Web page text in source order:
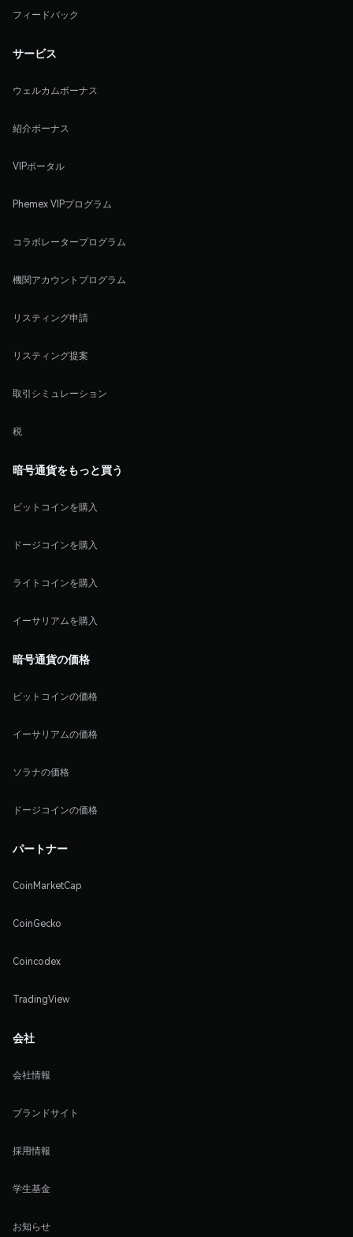
フィードバック
サービス
ウェルカムボーナス
紹介ボーナス
VIPポータル
Phemex VIPプログラム
コラボレータープログラム
機関アカウントプログラム
リスティング申請
リスティング提案
取引シミュレーション
税
暗号通貨をもっと買う
ビットコインを購入
ドージコインを購入
ライトコインを購入
イーサリアムを購入
暗号通貨の価格
ビットコインの価格
イーサリアムの価格
ソラナの価格
ドージコインの価格
パートナー
CoinMarketCap
CoinGecko
Coincodex
TradingView
会社
会社情報
ブランドサイト
採用情報
学生基金
お知らせ